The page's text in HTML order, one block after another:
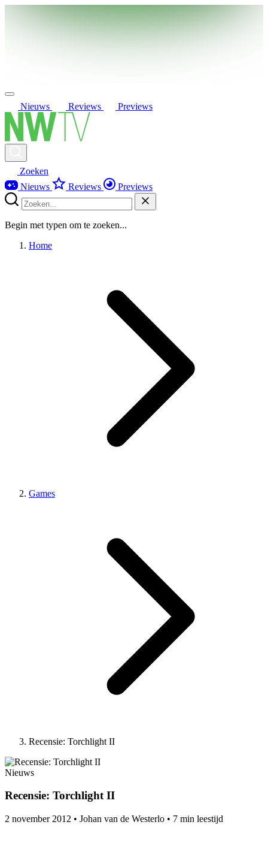
Nieuws Reviews Previews
Zoeken
Nieuws
Reviews Previews
Begin met typen om te zoeken...
Home
Games
Recensie: Torchlight II
Nieuws
Recensie: Torchlight II
2 november 2012 • Johan van de Westerlo • 7 min leestijd